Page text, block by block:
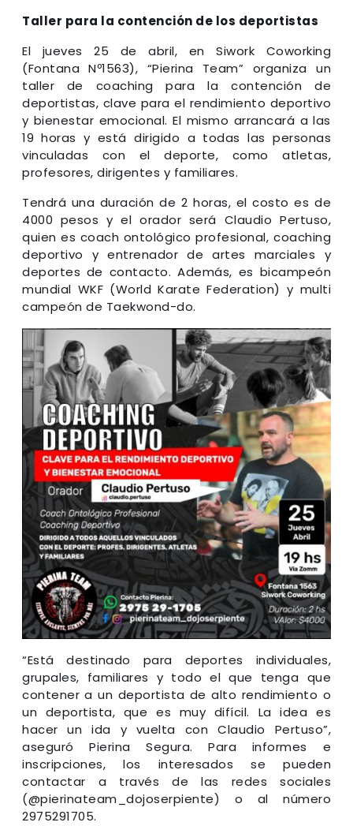
Taller para la contención de los deportistas
El jueves 25 de abril, en Siwork Coworking
(Fontana Nº1563), “Pierina Team” organiza un
taller de coaching para la contención de
deportistas, clave para el rendimiento deportivo
y bienestar emocional. El mismo arrancará a las
19 horas y está dirigido a todas las personas
vinculadas con el deporte, como atletas,
profesores, dirigentes y familiares.
Tendrá una duración de 2 horas, el costo es de
4000 pesos y el orador será Claudio Pertuso,
quien es coach ontológico profesional, coaching
deportivo y entrenador de artes marciales y
deportes de contacto. Además, es bicampeón
mundial WKF (World Karate Federation) y multi
campeón de Taekwond-do.
“Está destinado para deportes individuales,
grupales, familiares y todo el que tenga que
contener a un deportista de alto rendimiento o
un deportista, que es muy difícil. La idea es
hacer un ida y vuelta con Claudio Pertuso”,
aseguró Pierina Segura. Para informes e
inscripciones, los interesados se pueden
contactar a través de las redes sociales
(@pierinateam_dojoserpiente) o al número
2975291705.